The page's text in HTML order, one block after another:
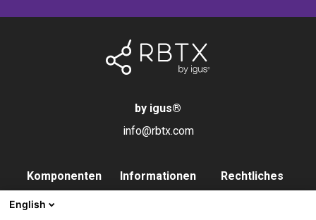
by igus®
info@rbtx.com
Komponenten
Informationen
Rechtliches
English